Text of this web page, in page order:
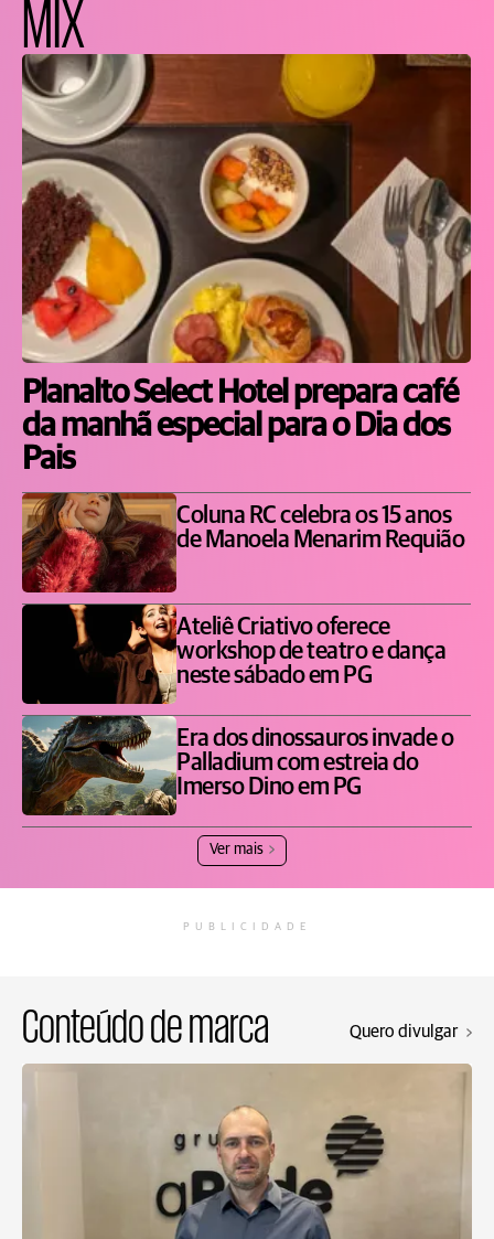
MIX
Planalto Select Hotel prepara café
da manhã especial para o Dia dos
Pais
Coluna RC celebra os 15 anos
de Manoela Menarim Requião
Ateliê Criativo oferece
workshop de teatro e dança
neste sábado em PG
Era dos dinossauros invade o
Palladium com estreia do
Imerso Dino em PG
Ver mais
PUBLICIDADE
Conteúdo de marca Quero divulgar